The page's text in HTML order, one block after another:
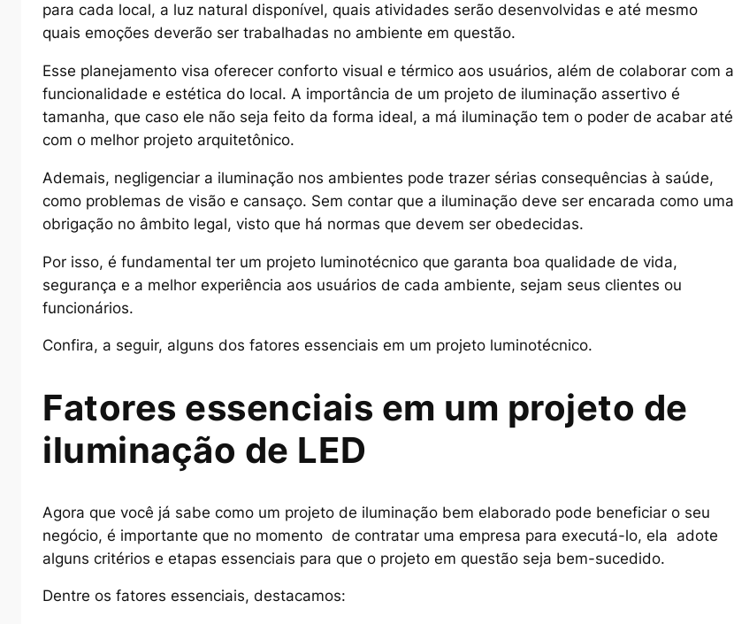
para cada local, a luz natural disponível, quais atividades serão desenvolvidas e até mesmo
quais emoções deverão ser trabalhadas no ambiente em questão.
Esse planejamento visa oferecer conforto visual e térmico aos usuários, além de colaborar com a
funcionalidade e estética do local. A importância de um projeto de iluminação assertivo é
tamanha, que caso ele não seja feito da forma ideal, a má iluminação tem o poder de acabar até
com o melhor projeto arquitetônico.
Ademais, negligenciar a iluminação nos ambientes pode trazer sérias consequências à saúde,
como problemas de visão e cansaço. Sem contar que a iluminação deve ser encarada como uma
obrigação no âmbito legal, visto que há normas que devem ser obedecidas.
Por isso, é fundamental ter um projeto luminotécnico que garanta boa qualidade de vida,
segurança e a melhor experiência aos usuários de cada ambiente, sejam seus clientes ou
funcionários.
Confira, a seguir, alguns dos fatores essenciais em um projeto luminotécnico.
Fatores essenciais em um projeto de
iluminação de LED
Agora que você já sabe como um projeto de iluminação bem elaborado pode beneficiar o seu
negócio, é importante que no momento de contratar uma empresa para executá-lo, ela adote
alguns critérios e etapas essenciais para que o projeto em questão seja bem-sucedido.
Dentre os fatores essenciais, destacamos: